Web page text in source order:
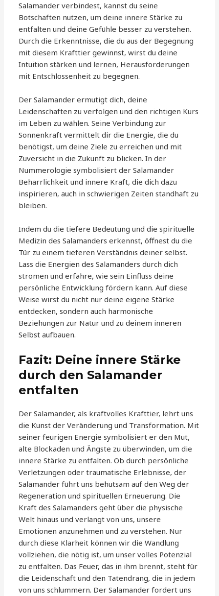
Salamander verbindest, kannst du seine
Botschaften nutzen, um deine innere Stärke zu
entfalten und deine Gefühle besser zu verstehen.
Durch die Erkenntnisse, die du aus der Begegnung
mit diesem Krafttier gewinnst, wirst du deine
Intuition stärken und lernen, Herausforderungen
mit Entschlossenheit zu begegnen.
Der Salamander ermutigt dich, deine
Leidenschaften zu verfolgen und den richtigen Kurs
im Leben zu wählen. Seine Verbindung zur
Sonnenkraft vermittelt dir die Energie, die du
benötigst, um deine Ziele zu erreichen und mit
Zuversicht in die Zukunft zu blicken. In der
Nummerologie symbolisiert der Salamander
Beharrlichkeit und innere Kraft, die dich dazu
inspirieren, auch in schwierigen Zeiten standhaft zu
bleiben.
Indem du die tiefere Bedeutung und die spirituelle
Medizin des Salamanders erkennst, öffnest du die
Tür zu einem tieferen Verständnis deiner selbst.
Lass die Energien des Salamanders durch dich
strömen und erfahre, wie sein Einfluss deine
persönliche Entwicklung fördern kann. Auf diese
Weise wirst du nicht nur deine eigene Stärke
entdecken, sondern auch harmonische
Beziehungen zur Natur und zu deinem inneren
Selbst aufbauen.
Fazit: Deine innere Stärke
durch den Salamander
entfalten
Der Salamander, als kraftvolles Krafttier, lehrt uns
die Kunst der Veränderung und Transformation. Mit
seiner feurigen Energie symbolisiert er den Mut,
alte Blockaden und Ängste zu überwinden, um die
innere Stärke zu entfalten. Ob durch persönliche
Verletzungen oder traumatische Erlebnisse, der
Salamander führt uns behutsam auf den Weg der
Regeneration und spirituellen Erneuerung. Die
Kraft des Salamanders geht über die physische
Welt hinaus und verlangt von uns, unsere
Emotionen anzunehmen und zu verstehen. Nur
durch diese Klarheit können wir die Wandlung
vollziehen, die nötig ist, um unser volles Potenzial
zu entfalten. Das Feuer, das in ihm brennt, steht für
die Leidenschaft und den Tatendrang, die in jedem
von uns schlummern. Der Salamander fordert uns